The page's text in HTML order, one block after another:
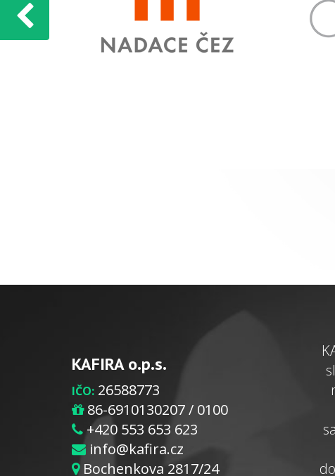
KAFIRA o.p.s.
IČO: 26588773
86-6910130207 / 0100
+420 553 653 623
info@kafira.cz
Bochenkova 2817/24